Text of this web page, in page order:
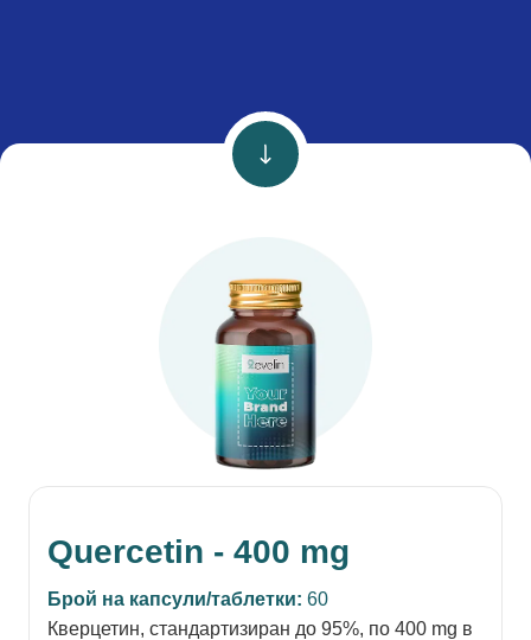
Quercetin - 400 mg
Брой на капсули/таблетки: 60
Кверцетин, стандартизиран до 95%, по 400 mg в